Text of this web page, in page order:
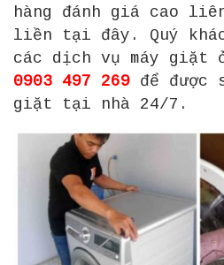
hàng đánh giá cao
liền tại đây. Quý
các dịch vụ máy giặt
0903 497 269 để được
giặt tại nhà 24/7.